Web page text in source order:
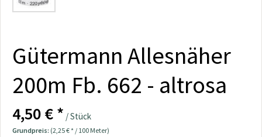
Gütermann Allesnäher
200m Fb. 662 - altrosa
4,50 € * / Stück
Grundpreis: (2,25 € * / 100 Meter)